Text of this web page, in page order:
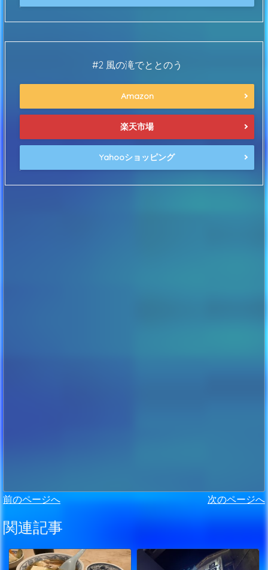
#2 風の滝でととのう
Amazon
楽天市場
Yahooショッピング
前のページへ 次のページへ
関連記事